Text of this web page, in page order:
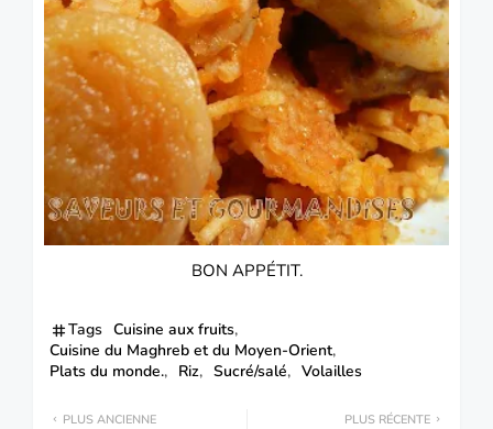
BON APPÉTIT.
Tags Cuisine aux fruits
Cuisine du Maghreb et du Moyen-Orient
Plats du monde.
Riz Sucré/salé Volailles
PLUS RÉCENTE
PLUS ANCIENNE